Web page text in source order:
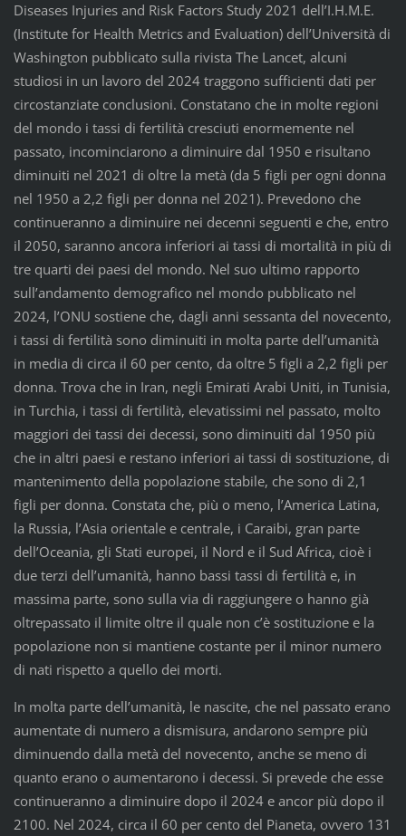
Diseases Injuries and Risk Factors Study 2021 dell’I.H.M.E.
(Institute for Health Metrics and Evaluation) dell’Università di
Washington pubblicato sulla rivista The Lancet, alcuni
studiosi in un lavoro del 2024 traggono sufficienti dati per
circostanziate conclusioni. Constatano che in molte regioni
del mondo i tassi di fertilità cresciuti enormemente nel
passato, incominciarono a diminuire dal 1950 e risultano
diminuiti nel 2021 di oltre la metà (da 5 figli per ogni donna
nel 1950 a 2,2 figli per donna nel 2021). Prevedono che
continueranno a diminuire nei decenni seguenti e che, entro
il 2050, saranno ancora inferiori ai tassi di mortalità in più di
tre quarti dei paesi del mondo. Nel suo ultimo rapporto
sull’andamento demografico nel mondo pubblicato nel
2024, l’ONU sostiene che, dagli anni sessanta del novecento,
i tassi di fertilità sono diminuiti in molta parte dell’umanità
in media di circa il 60 per cento, da oltre 5 figli a 2,2 figli per
donna. Trova che in Iran, negli Emirati Arabi Uniti, in Tunisia,
in Turchia, i tassi di fertilità, elevatissimi nel passato, molto
maggiori dei tassi dei decessi, sono diminuiti dal 1950 più
che in altri paesi e restano inferiori ai tassi di sostituzione, di
mantenimento della popolazione stabile, che sono di 2,1
figli per donna. Constata che, più o meno, l’America Latina,
la Russia, l’Asia orientale e centrale, i Caraibi, gran parte
dell’Oceania, gli Stati europei, il Nord e il Sud Africa, cioè i
due terzi dell’umanità, hanno bassi tassi di fertilità e, in
massima parte, sono sulla via di raggiungere o hanno già
oltrepassato il limite oltre il quale non c’è sostituzione e la
popolazione non si mantiene costante per il minor numero
di nati rispetto a quello dei morti.
In molta parte dell’umanità, le nascite, che nel passato erano
aumentate di numero a dismisura, andarono sempre più
diminuendo dalla metà del novecento, anche se meno di
quanto erano o aumentarono i decessi. Si prevede che esse
continueranno a diminuire dopo il 2024 e ancor più dopo il
2100. Nel 2024, circa il 60 per cento del Pianeta, ovvero 131